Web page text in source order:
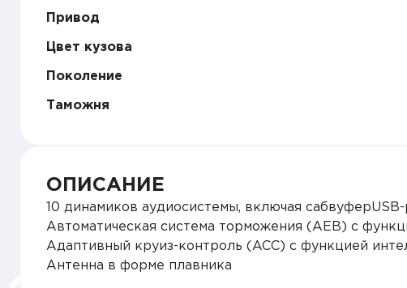
Привод
Цвет кузова
Поколение
Таможня
ОПИСАНИЕ
10 динамиков аудиосистемы, включая
Автоматическая система торможения (AEB) с
Адаптивный круиз-контроль (ACC) с функцией
Антенна в форме плавника